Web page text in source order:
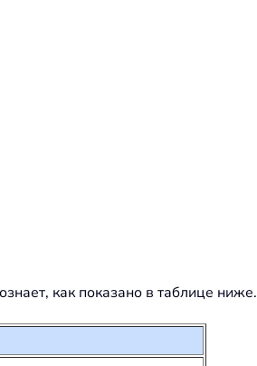
как показано в таблице ниже.